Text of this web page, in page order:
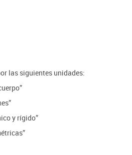
las siguientes unidades:
y rígido”